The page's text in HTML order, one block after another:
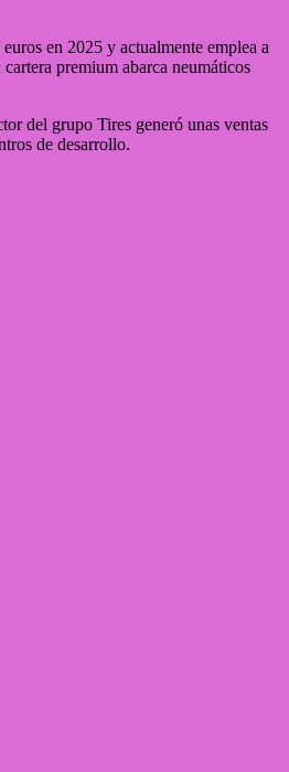
en 2025 y actualmente emplea a
premium abarca neumáticos
del grupo Tires generó unas ventas
de desarrollo.